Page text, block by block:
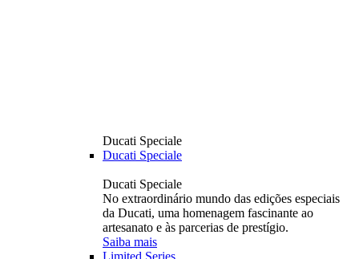
Ducati Speciale
Ducati Speciale
Ducati Speciale
No extraordinário mundo das edições especiais
da Ducati, uma homenagem fascinante ao
artesanato e às parcerias de prestígio.
Saiba mais
Limited Series